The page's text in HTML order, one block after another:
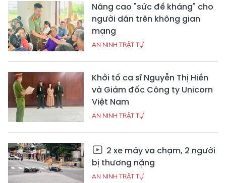
Nâng cao "sức đề kháng" cho
người dân trên không gian
mạng
AN NINH TRẬT TỰ
Khởi tố ca sĩ Nguyễn Thị Hiền
và Giám đốc Công ty Unicorn
Việt Nam
AN NINH TRẬT TỰ
2 xe máy va chạm, 2 người
bị thương nặng
AN NINH TRẬT TỰ